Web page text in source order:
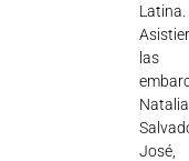
Latina.
las
José,